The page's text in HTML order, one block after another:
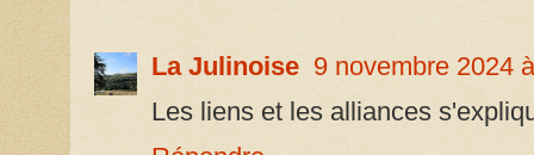
La Julinoise 9 novembre 2024
Les liens et les alliances